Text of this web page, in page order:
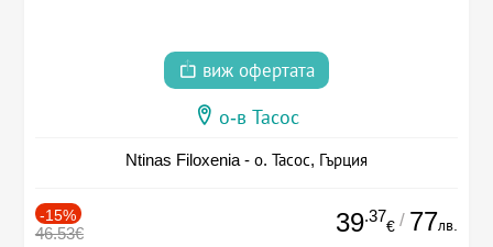
виж офертата
о-в Тасос
Ntinas Filoxenia - о. Тасос, Гърция
-15%
46.53€ 39.37
€ / 77лв.